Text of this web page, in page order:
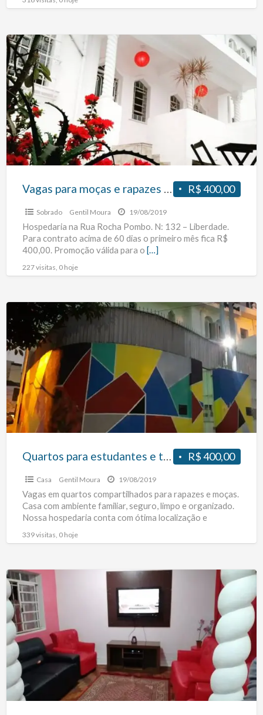
Vagas
para
moças
e
rapazes
próximo
ao
metro
R$ 400,00
Vagas para moças e rapazes próximo ao metro
Sobrado Gentil Moura 19/08/2019
Hospedaria na Rua Rocha Pombo. N: 132 – Liberdade.
Para contrato acima de 60 dias o primeiro mês fica R$
400,00. Promoção válida para o […]
227 visitas, 0 hoje
Quartos
para
estudantes
trabalhadores
no
metro
São
Joaquim
R$ 400,00
Quartos para estudantes e trabalhadores no metro São Joaquim
Casa Gentil Moura 19/08/2019
Vagas em quartos compartilhados para rapazes e moças.
Casa com ambiente familiar, seguro, limpo e organizado.
Nossa hospedaria conta com ótima localização e
339 visitas, 0 hoje
Hospedaria
para
estudantes
e
profissionais
no
metro
São
Joaquim